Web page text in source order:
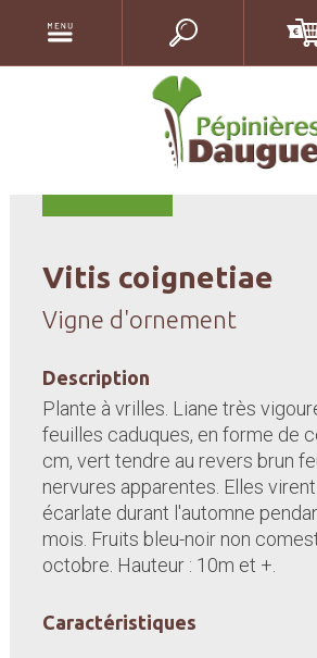
Vitis coignetiae
Vigne d'ornement
Description
Plante à vrilles. Liane très
feuilles caduques, en forme de
cm, vert tendre au revers brun
nervures apparentes. Elles
écarlate durant l'automne
mois. Fruits bleu-noir non
octobre. Hauteur : 10m et +.
Caractéristiques